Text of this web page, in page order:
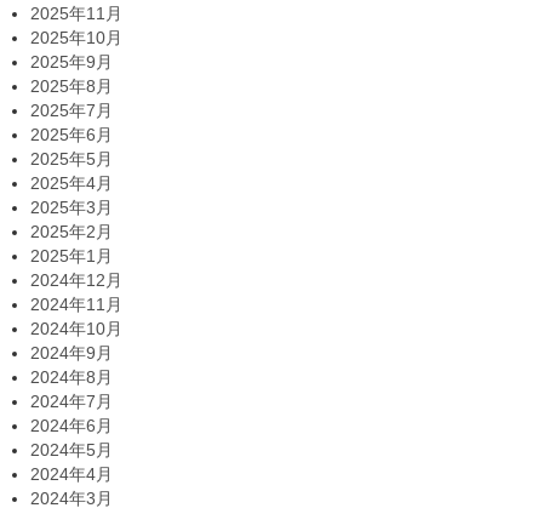
2025年11月
2025年10月
2025年9月
2025年8月
2025年7月
2025年6月
2025年5月
2025年4月
2025年3月
2025年2月
2025年1月
2024年12月
2024年11月
2024年10月
2024年9月
2024年8月
2024年7月
2024年6月
2024年5月
2024年4月
2024年3月